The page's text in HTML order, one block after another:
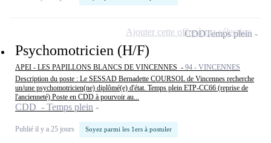
Psychomotricien (H/F)
APEI - LES PAPILLONS BLANCS DE VINCENNES - 94 - VINCENNES
Description du poste : Le SESSAD Bernadette COURSOL de Vincennes recherche
un/une psychomotricien(ne) diplômé(e) d'état. Temps plein ETP-CC66 (reprise de
l'ancienneté) Poste en CDD à pourvoir au...
CDD - Temps plein
Publié il y a 25 jours Soyez parmi les 1ers à postuler
CDDTemps plein
Ajouter cette offre à ma sélection